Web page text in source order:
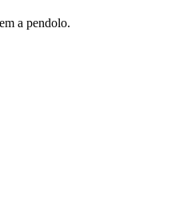
a pendolo.